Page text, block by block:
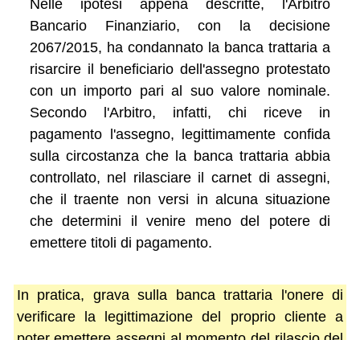
Nelle ipotesi appena descritte, l'Arbitro
Bancario Finanziario, con la decisione
2067/2015, ha condannato la banca trattaria a
risarcire il beneficiario dell'assegno protestato
con un importo pari al suo valore nominale.
Secondo l'Arbitro, infatti, chi riceve in
pagamento l'assegno, legittimamente confida
sulla circostanza che la banca trattaria abbia
controllato, nel rilasciare il carnet di assegni,
che il traente non versi in alcuna situazione
che determini il venire meno del potere di
emettere titoli di pagamento.
In pratica, grava sulla banca trattaria l'onere di
verificare la legittimazione del proprio cliente a